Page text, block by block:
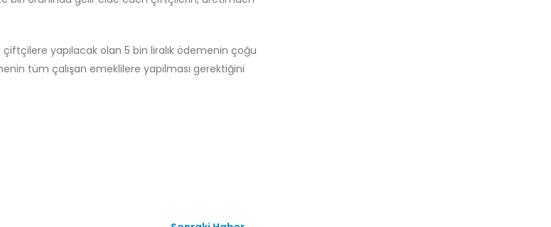
yapılacak olan 5 bin liralık ödemenin çoğu
tüm çalışan emeklilere yapılması gerektiğini